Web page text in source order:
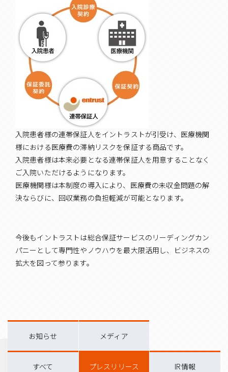
入院患者様の連帯保証人をイントラストが引受け、医療機関
様における医療費の滞納リスクを保証する商品です。
入院患者様は本来必要となる連帯保証人を用意することなく
ご入院いただけるようになります。
医療機関様は本制度の導入により、医療費の未収金問題の解
決ならびに、回収業務の負担軽減が可能となります。
今後もイントラストは総合保証サービスのリーディングカン
パニーとして専門性やノウハウを最大限活用し、ビジネスの
拡大を図って参ります。
すべて プレスリリース IR情報
お知らせ メディア